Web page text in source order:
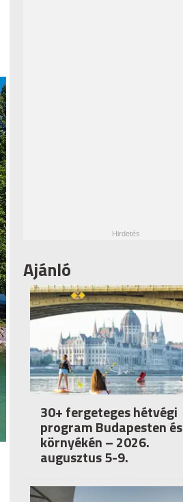
Ajánló
30+ fergeteges hétvégi
program Budapesten és
környékén – 2026.
augusztus 5-9.